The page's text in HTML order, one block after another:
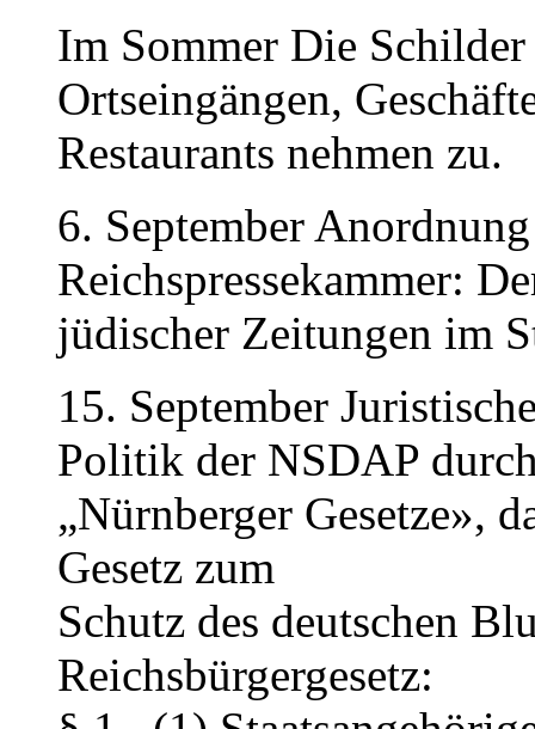
Im Sommer Die
Ortseingängen,
Restaurants nehmen zu.
6. September
Reichspressekammer:
jüdischer Zeitungen im
15. September
Politik der NSDAP
„Nürnberger Gesetze»,
Gesetz zum
Schutz des deutschen
Reichsbürgergesetz: